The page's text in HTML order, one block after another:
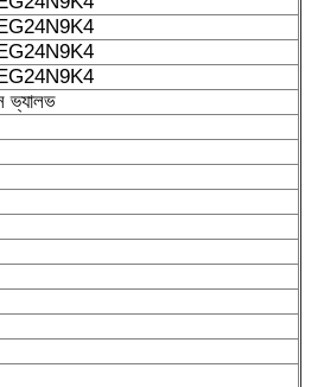
পাম্প A10VSO18, নির্দিষ্ট মডেল
করুন!
ভ্যালভ